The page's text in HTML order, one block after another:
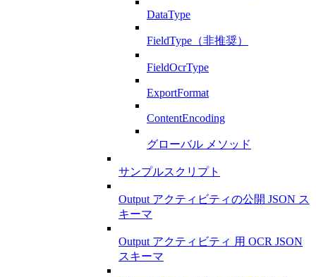
DataType
FieldType（非推奨）
FieldOcrType
ExportFormat
ContentEncoding
グローバル メソッド
サンプルスクリプト
Output アクティビティの公開 JSON ス
キーマ
Output アクティビティ 用 OCR JSON
スキーマ